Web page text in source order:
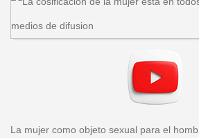
La mujer como objeto sexual para el